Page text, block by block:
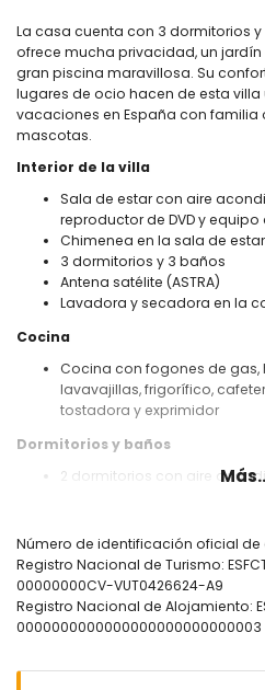
La casa cuenta con 3 dormitorios
ofrece mucha privacidad, un
gran piscina maravillosa. Su
lugares de ocio hacen de esta
vacaciones en España con familia
mascotas.
Interior de la villa
Sala de estar con aire
reproductor de DVD y
Chimenea en la sala de
3 dormitorios y 3 baños
Antena satélite (ASTRA)
Lavadora y secadora en la
Cocina
Cocina con fogones de
lavavajillas, frigorífico,
tostadora y exprimidor
Dormitorios y baños
2 dormitorios con aire
Baño en suite con lavabo
bañera/ducha, bidé y WC
Baño en suite con lavabo
Baño con bañera, bidé y WC
Exterior de la villa
Parcela vallada
Número de identificación oficial
Registro Nacional de Turismo:
00000000CV-VUT0426624-A9
Registro Nacional de Alojamiento:
0000000000000000000000000003